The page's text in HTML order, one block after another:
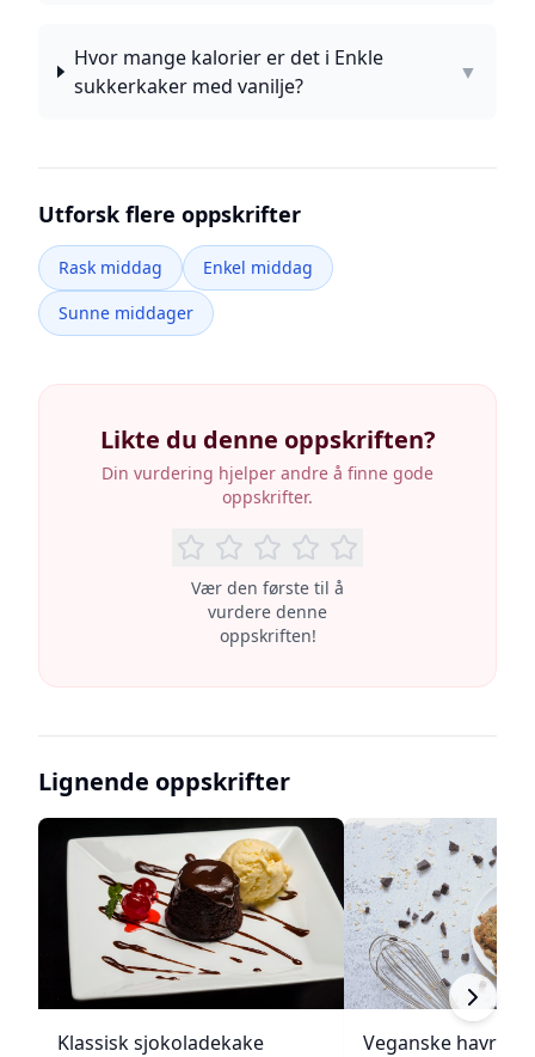
Hvor mange kalorier er det i Enkle
sukkerkaker med vanilje?
▼
Utforsk flere oppskrifter
Rask middag
Enkel middag
Sunne middager
Likte du denne oppskriften?
Din vurdering hjelper andre å finne gode
oppskrifter.
Vær den første til å
vurdere denne
oppskriften!
Lignende oppskrifter
Klassisk sjokoladekake
Veganske